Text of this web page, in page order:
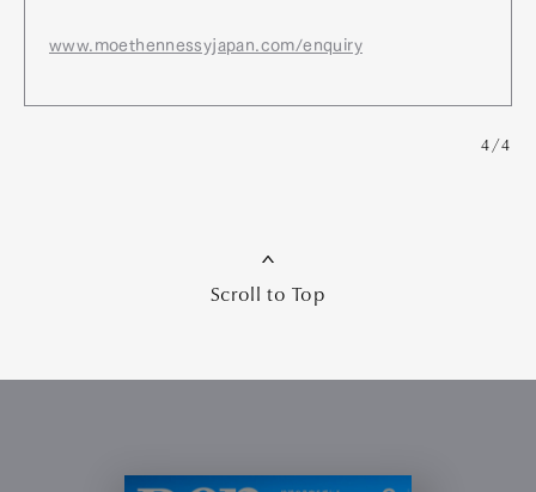
www.moethennessyjapan.com/enquiry
4/4
Scroll to Top